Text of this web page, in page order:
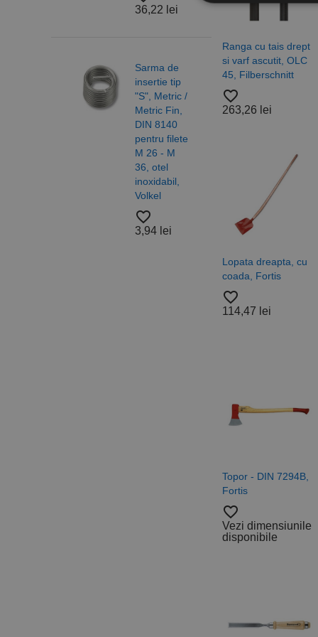
36,22 lei
Sarma de
insertie tip
"S", Metric /
Metric Fin,
DIN 8140
pentru filete
M 26 - M
36, otel
inoxidabil,
Volkel
favorite_border
3,94 lei
6/
ISO
Ranga cu tais drept
si varf ascutit, OLC
45, Filberschnitt
favorite_border
263,26 lei
Lopata dreapta, cu
coada, Fortis
favorite_border
114,47 lei
Topor - DIN 7294B,
Fortis
favorite_border
Vezi dimensiunile
disponibile
Cookie-urile strict
contului. Site-ul web
Nume
_ga
Nume
Furnizor /
uuid
Nume
PrestaShop-